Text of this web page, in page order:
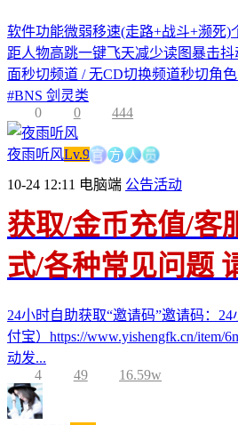
软件功能微弱移速(走路+战斗+濒死)
距人物高跳一键飞天减少读图暴击
面秒切频道 / 无CD切换频道秒切角色
#BNS 剑灵类
0
0 444
夜雨听风Lv.9官方人员
10-24 12:11 电脑端 公告活动
获取/金币充值/客
式/各种常见问题
24小时自助获取“邀请码”邀请码：
付宝）https://www.yishengfk.cn/item/
动发...
4
49 16.59w